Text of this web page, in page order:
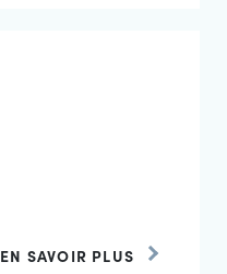
EN SAVOIR PLUS